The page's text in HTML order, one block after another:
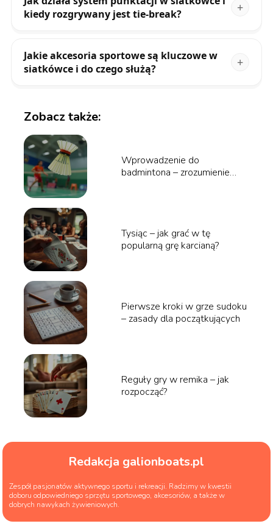
kiedy rozgrywany jest tie-break?
Jakie akcesoria sportowe są kluczowe w
siatkówce i do czego służą?
Zobacz także:
Wprowadzenie do
badmintona – zrozumienie
Tysiąc – jak grać w tę
popularną grę karcianą?
Pierwsze kroki w grze sudoku
– zasady dla początkujących
Reguły gry w remika – jak
rozpocząć?
Redakcja galionboats.pl
Zespół pasjonatów aktywnego sportu i rekreacji. Radzimy w kwestii
doboru odpowiedniego sprzętu sportowego, akcesoriów, a także w
dobrych nawykach żywieniowych.